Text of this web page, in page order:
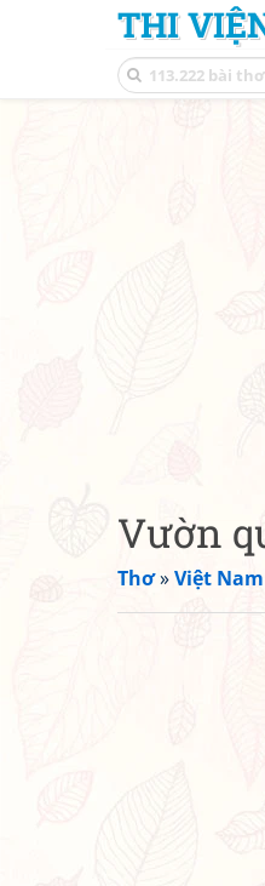
THI
Vườn
Thơ»Việt Nam